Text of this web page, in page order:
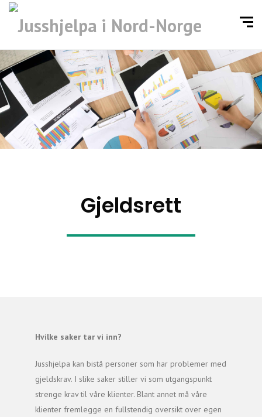
Gjeldsrett
Hvilke saker tar vi inn?
Jusshjelpa kan bistå personer som har problemer med
gjeldskrav. I slike saker stiller vi som utgangspunkt
strenge krav til våre klienter. Blant annet må våre
klienter fremlegge en fullstendig oversikt over egen